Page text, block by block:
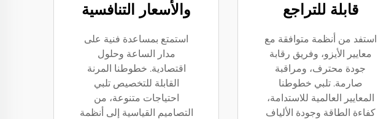
قابلة للتراجع
استفد من أنظمة متوافقة مع
معايير الأيزو، وفريق رقابة
جودة محترف، ومراقبة
صارمة. تلبي خطوطنا
المعايير العالمية للاستدامة،
كفاءة الطاقة وجودة الألياف
والأسعار التنافسية
استمتع بمساعدة فنية على
مدار الساعة وحلول
اقتصادية. خطوطنا المرنة
القابلة للتخصيص تلبي
احتياجات متنوعة، من
التصاميم القياسية إلى أنظمة